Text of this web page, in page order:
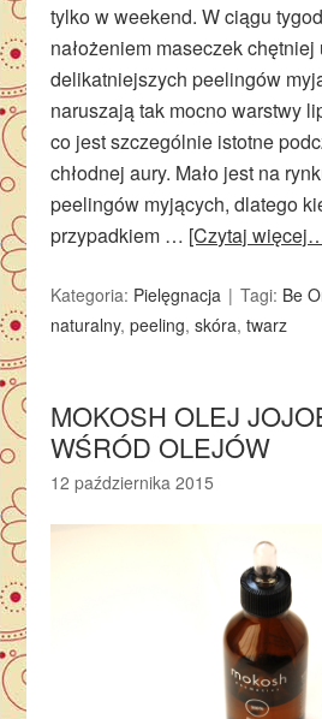
tylko w weekend. W ciągu
nałożeniem maseczek chętniej
delikatniejszych peelingów
naruszają tak mocno warstwy
co jest szczególnie istotne
chłodnej aury. Mało jest na
peelingów myjących, dlatego
przypadkiem … [Czytaj
Kategoria: Pielęgnacja Tagi: Be
naturalny,peeling,skóra,twarz
MOKOSH OLEJ
WŚRÓD OLEJÓW
12 października 2015